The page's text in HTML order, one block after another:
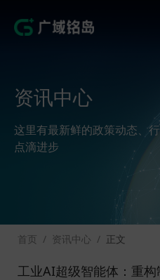
解决方案
案例中心
资讯中心
这里有最新鲜的政策动态、
点滴进步
首页 / 资讯中心 / 正文
工业AI超级智能体：重构